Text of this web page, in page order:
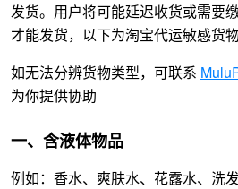
发货。用户将可能延迟收货或需要
才能发货，以下为淘宝代运敏感货物
如无法分辨货物类型，可联系
为你提供协助
一、含液体物品
例如：香水、爽肤水、花露水、洗